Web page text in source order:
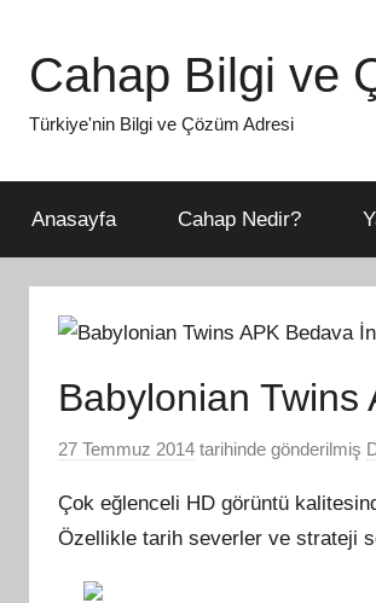
Cahap Bilgi ve
Türkiye'nin Bilgi ve Çözüm Adresi
Anasayfa Cahap Nedir?
Babylonian Twins
27 Temmuz 2014 tarihinde gönderilmiş
Çok eğlenceli HD görüntü
Özellikle tarih severler ve strateji